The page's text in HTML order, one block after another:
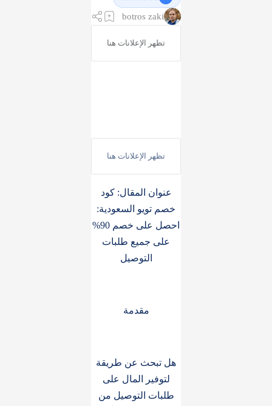
عنوان المقال: كود
خصم تويو السعودية:
احصل على خصم 90%
على جميع طلبات
التوصيل
مقدمة
هل تبحث عن طريقة
لتوفير المال على
طلبات التوصيل من